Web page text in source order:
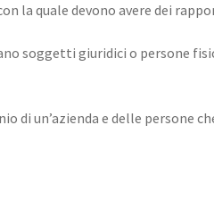
la quale devono avere dei
soggetti giuridici o persone
un’azienda e delle persone